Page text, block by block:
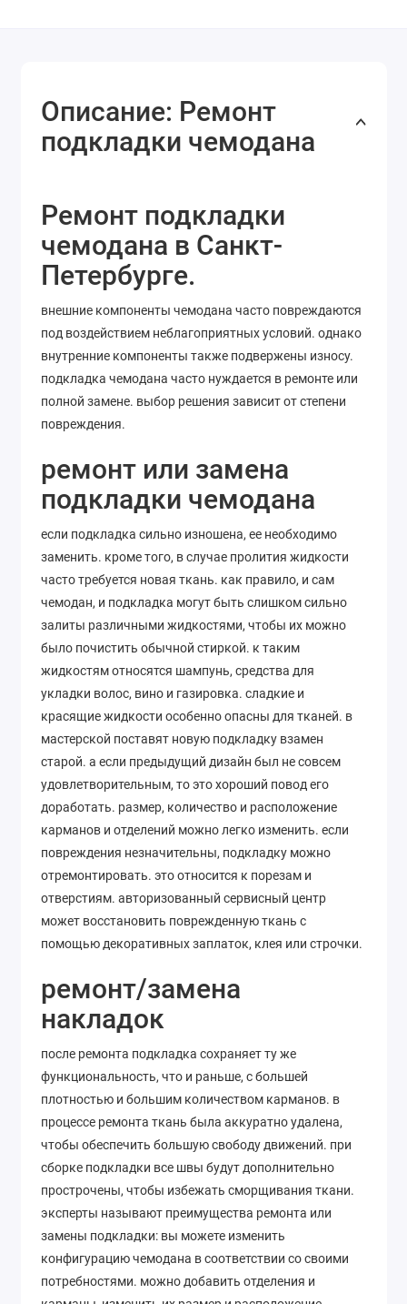
Описание: Ремонт
подкладки чемодана
Ремонт подкладки
чемодана в Санкт-
Петербурге.
внешние компоненты чемодана часто повреждаются
под воздействием неблагоприятных условий. однако
внутренние компоненты также подвержены износу.
подкладка чемодана часто нуждается в ремонте или
полной замене. выбор решения зависит от степени
повреждения.
ремонт или замена
подкладки чемодана
если подкладка сильно изношена, ее необходимо
заменить. кроме того, в случае пролития жидкости
часто требуется новая ткань. как правило, и сам
чемодан, и подкладка могут быть слишком сильно
залиты различными жидкостями, чтобы их можно
было почистить обычной стиркой. к таким
жидкостям относятся шампунь, средства для
укладки волос, вино и газировка. сладкие и
красящие жидкости особенно опасны для тканей. в
мастерской поставят новую подкладку взамен
старой. а если предыдущий дизайн был не совсем
удовлетворительным, то это хороший повод его
доработать. размер, количество и расположение
карманов и отделений можно легко изменить. если
повреждения незначительны, подкладку можно
отремонтировать. это относится к порезам и
отверстиям. авторизованный сервисный центр
может восстановить поврежденную ткань с
помощью декоративных заплаток, клея или строчки.
ремонт/замена
накладок
после ремонта подкладка сохраняет ту же
функциональность, что и раньше, с большей
плотностью и большим количеством карманов. в
процессе ремонта ткань была аккуратно удалена,
чтобы обеспечить большую свободу движений. при
сборке подкладки все швы будут дополнительно
прострочены, чтобы избежать сморщивания ткани.
эксперты называют преимущества ремонта или
замены подкладки: вы можете изменить
конфигурацию чемодана в соответствии со своими
потребностями. можно добавить отделения и